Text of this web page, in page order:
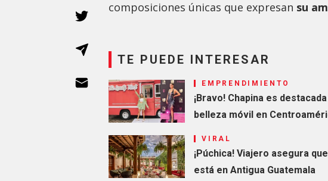
composiciones únicas que expresan su
TE PUEDE INTERESAR
EMPRENDIMIENTO
¡Bravo! Chapina es
belleza móvil en
VIRAL
¡Púchica! Viajero asegura
está en Antigua Guatemala